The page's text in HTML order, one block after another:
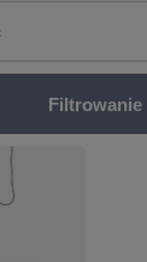
Filtrowanie